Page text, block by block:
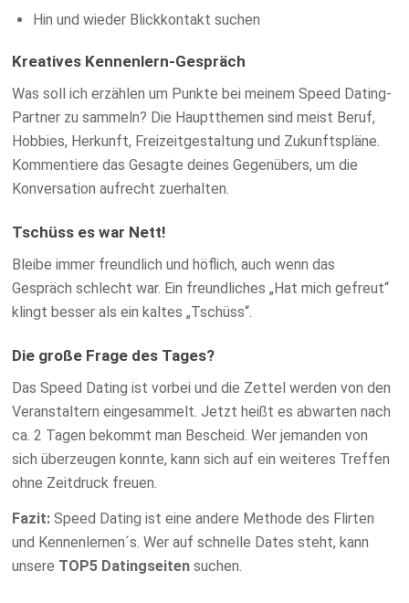
Hin und wieder Blickkontakt suchen
Kreatives Kennenlern-Gespräch
Was soll ich erzählen um Punkte bei meinem Speed Dating-
Partner zu sammeln? Die Hauptthemen sind meist Beruf,
Hobbies, Herkunft, Freizeitgestaltung und Zukunftspläne.
Kommentiere das Gesagte deines Gegenübers, um die
Konversation aufrecht zuerhalten.
Tschüss es war Nett!
Bleibe immer freundlich und höflich, auch wenn das
Gespräch schlecht war. Ein freundliches „Hat mich gefreut“
klingt besser als ein kaltes „Tschüss“.
Die große Frage des Tages?
Das Speed Dating ist vorbei und die Zettel werden von den
Veranstaltern eingesammelt. Jetzt heißt es abwarten nach
ca. 2 Tagen bekommt man Bescheid. Wer jemanden von
sich überzeugen konnte, kann sich auf ein weiteres Treffen
ohne Zeitdruck freuen.
Fazit: Speed Dating ist eine andere Methode des Flirten
und Kennenlernen´s. Wer auf schnelle Dates steht, kann
unsere TOP5 Datingseiten suchen.